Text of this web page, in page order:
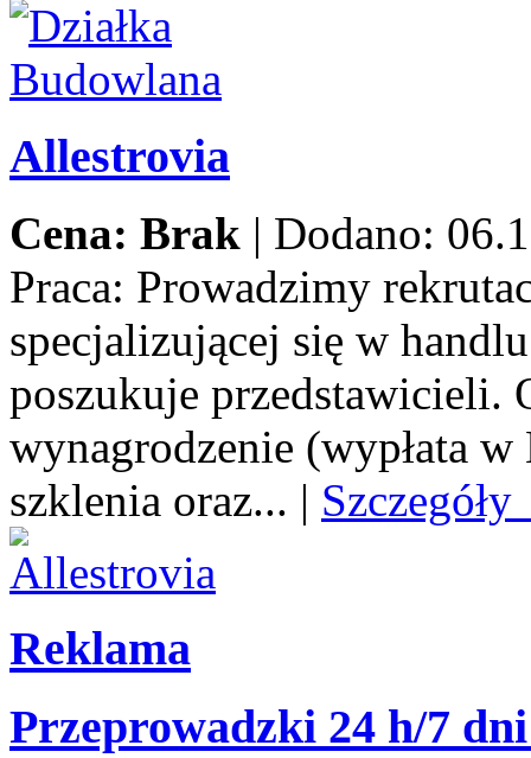
Allestrovia
Cena: Brak | Dodano:
Praca: Prowadzimy
specjalizującej się w
poszukuje przedstawicieli.
wynagrodzenie (wypłata
szklenia oraz... |
Reklama
Przeprowadzki 24 h/7